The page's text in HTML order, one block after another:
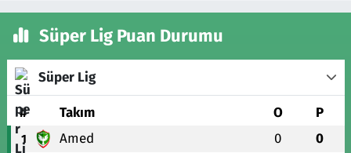
Süper Lig Puan Durumu
Süper Lig
# Takım O P
1 Amed 0 0